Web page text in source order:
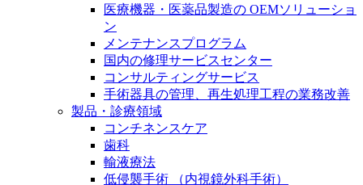
製品ポートフォリオ​
こちらの製品ポートフォリオからも、製品をお探しい
を支える、その機能や特徴とは？傷めてしまった場合
には、どのような治療の選択肢があるのでしょう。
採用情報
ビー・ブラウンエースクラッﾌﾟで新たな可能性を見つ
けませんか？現在募集中のポジションをご覧いただけ
ます。
ニューススペース
医療機器・医薬品製造の OEMソリューショ
ン
メンテナンスプログラム
国内の修理サービスセンター
コンサルティングサービス
手術器具の管理、再生処理工程の業務改善
製品・診療領域
コンチネンスケア
歯科
輸液療法
低侵襲手術 （内視鏡外科手術）